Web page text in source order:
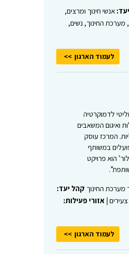
אנשי חינוך ומרצים,
מערכת החינוך, נשים,
לעמוד הארגון
לדמוקרטיה
ואיגום המשאבים
המרכז עוסק
במשותף
הוא פרויקט
מערכת החינוך קהל יעד:
| אזורי פעילות:
לעמוד הארגון